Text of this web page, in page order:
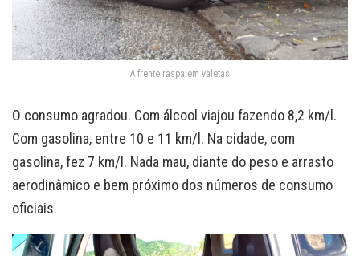
A frente raspa em valetas
O consumo agradou. Com álcool viajou fazendo 8,2 km/l.
Com gasolina, entre 10 e 11 km/l. Na cidade, com
gasolina, fez 7 km/l. Nada mau, diante do peso e arrasto
aerodinâmico e bem próximo dos números de consumo
oficiais.